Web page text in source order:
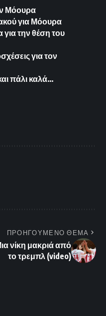
Μόουρα
για Μόουρα
την θέση του
για τον
πάλι καλά…
ΠΡΟΗΓΟΥΜΕΝΟ ΘΕΜΑ
νίκη μακριά από
το τρεμπλ (video)